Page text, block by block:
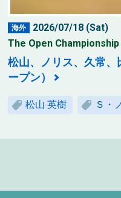
海外
2026/07/18 (Sat)
The Open Championship
松山、ノリス、久常
ープン）
松山 英樹 Ｓ・